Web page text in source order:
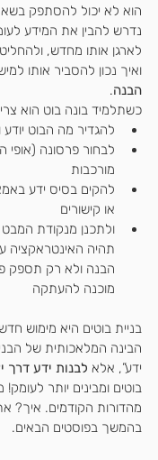
הוא לא יכול להסתפק
נדרש להבין את המידע
לארגן אותו מחדש,
ואיך נכון להסביר אותו
הבנה.
כשתלמיד בונה בוט הוא
להגדיר מה הבוט
לבחור פרסונה (אופי
מורכבות
להקים בסיס ידע
או קישורים
ולתכנן מנקודת
תהיה
הבנה ולא רק תספק
מוכנה להעתקה
בניית בוטים היא מימוש
הבינה המלאכותית של
ידע”, אלא לבנות ידע דרך
בוטים ומבינים יותר
מהדורות הקודמים. איך?
בהמשך בפוסטים הבאים.